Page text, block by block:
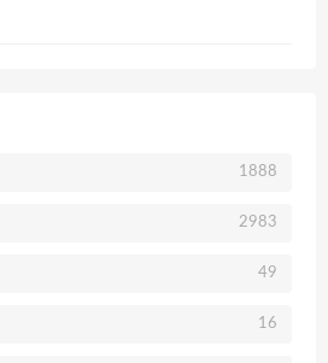
1888
2983
49
16